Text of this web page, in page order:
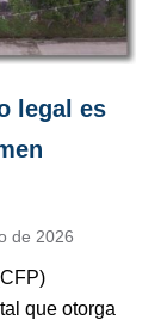
legal es
de 2026
que otorga